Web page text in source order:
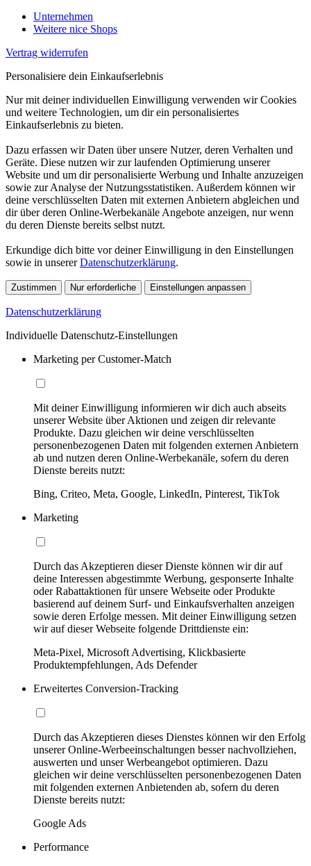
Unternehmen
Weitere nice Shops
Vertrag widerrufen
Personalisiere dein Einkaufserlebnis
Nur mit deiner individuellen Einwilligung verwenden wir Cookies
und weitere Technologien, um dir ein personalisiertes
Einkaufserlebnis zu bieten.
Dazu erfassen wir Daten über unsere Nutzer, deren Verhalten und
Geräte. Diese nutzen wir zur laufenden Optimierung unserer
Website und um dir personalisierte Werbung und Inhalte anzuzeigen
sowie zur Analyse der Nutzungsstatistiken. Außerdem können wir
deine verschlüsselten Daten mit externen Anbietern abgleichen und
dir über deren Online-Werbekanäle Angebote anzeigen, nur wenn
du deren Dienste bereits selbst nutzt.
Erkundige dich bitte vor deiner Einwilligung in den Einstellungen
sowie in unsererDatenschutzerklärung.
Zustimmen Nur erforderliche Einstellungen anpassen
Datenschutzerklärung
Individuelle Datenschutz-Einstellungen
Marketing per Customer-Match
Mit deiner Einwilligung informieren wir dich auch abseits
unserer Website über Aktionen und zeigen dir relevante
Produkte. Dazu gleichen wir deine verschlüsselten
personenbezogenen Daten mit folgenden externen Anbietern
ab und nutzen deren Online-Werbekanäle, sofern du deren
Dienste bereits nutzt:
Bing, Criteo, Meta, Google, LinkedIn, Pinterest, TikTok
Marketing
Durch das Akzeptieren dieser Dienste können wir dir auf
deine Interessen abgestimmte Werbung, gesponserte Inhalte
oder Rabattaktionen für unsere Webseite oder Produkte
basierend auf deinem Surf- und Einkaufsverhalten anzeigen
sowie deren Erfolge messen. Mit deiner Einwilligung setzen
wir auf dieser Webseite folgende Drittdienste ein:
Meta-Pixel, Microsoft Advertising, Klickbasierte
Produktempfehlungen, Ads Defender
Erweitertes Conversion-Tracking
Durch das Akzeptieren dieses Dienstes können wir den Erfolg
unserer Online-Werbeeinschaltungen besser nachvollziehen,
auswerten und unser Werbeangebot optimieren. Dazu
gleichen wir deine verschlüsselten personenbezogenen Daten
mit folgenden externen Anbietenden ab, sofern du deren
Dienste bereits nutzt:
Google Ads
Performance